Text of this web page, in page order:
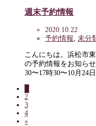
週末予約情報
2020.10.22
予約情報, 未分
こんにちは。浜松市
の予約情報をお知ら
30〜17時30〜10月24
1
2
3
4
»